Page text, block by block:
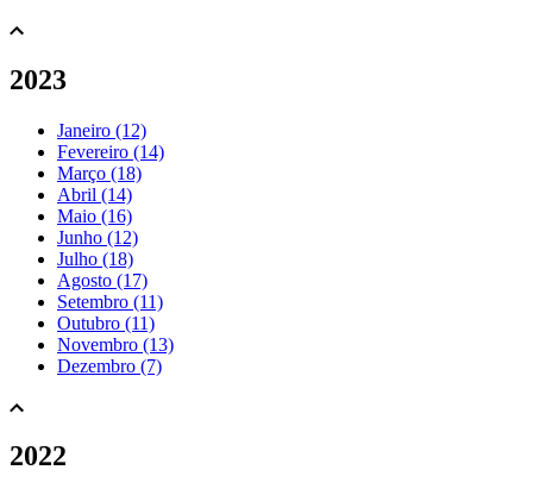
2023
Janeiro (12)
Fevereiro (14)
Março (18)
Abril (14)
Maio (16)
Junho (12)
Julho (18)
Agosto (17)
Setembro (11)
Outubro (11)
Novembro (13)
Dezembro (7)
2022